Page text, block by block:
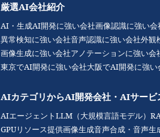
厳選AI会社紹介
AI・生成AI開発に強い会社画像認識に強い会
異常検知に強い会社音声認識に強い会社外観
画像生成に強い会社アノテーションに強い会
東京でAI開発に強い会社大阪でAI開発に強い
AIカテゴリからAI開発会社・AIサービ
AIエージェントLLM（大規模言語モデル）
GPUリソース提供画像生成音声合成・音声生